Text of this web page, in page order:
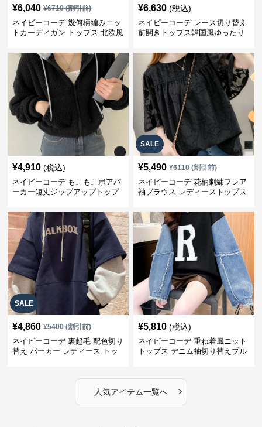
¥6,040 ¥6710(割引前)
ネイビーコーデ 幾何柄編みニッ
トカーディガン トップス 北欧風
¥6,630 (税込)
ネイビーコーデ レース切り替え
前開きトップス韓国風ゆったり
¥4,910 (税込)
ネイビーコーデ もこもこボアパ
ーカー短丈ジップアップトップ
SALE
¥5,490 ¥6110(割引前)
ネイビーコーデ 花柄刺繍フレア
袖ブラウス レディーストップス
SALE
¥4,860 ¥5400(割引前)
ネイビーコーデ 裏起毛 配色切り
替え パーカー レディース トッ
¥5,810 (税込)
ネイビーコーデ 重ね着風ニット
トップス デニム袖切り替えプル
人気アイテム一覧へ ›